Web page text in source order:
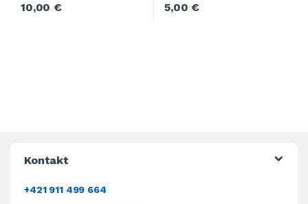
10,00€ 5,00€
Kontakt
+421 911 499 664